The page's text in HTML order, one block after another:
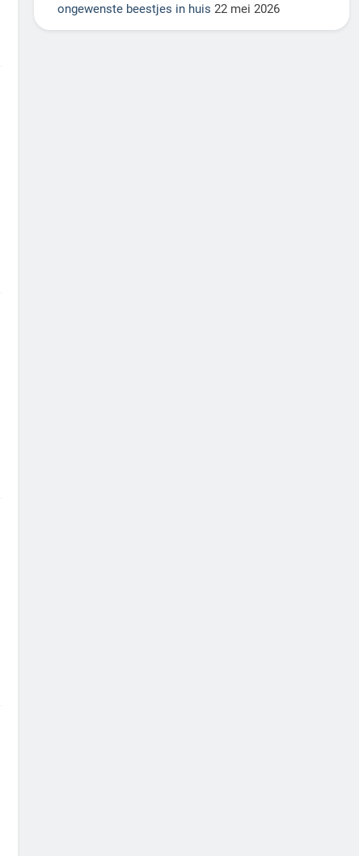
ongewenste beestjes in huis 22 mei 2026